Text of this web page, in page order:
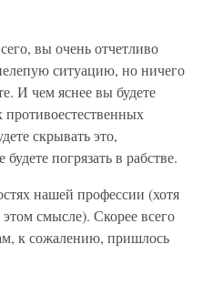
вы очень отчетливо
ситуацию, но ничего
И чем яснее вы будете
противоестественных
скрывать это,
погрязать в рабстве.
нашей профессии (хотя
смысле). Скорее всего
к сожалению, пришлось